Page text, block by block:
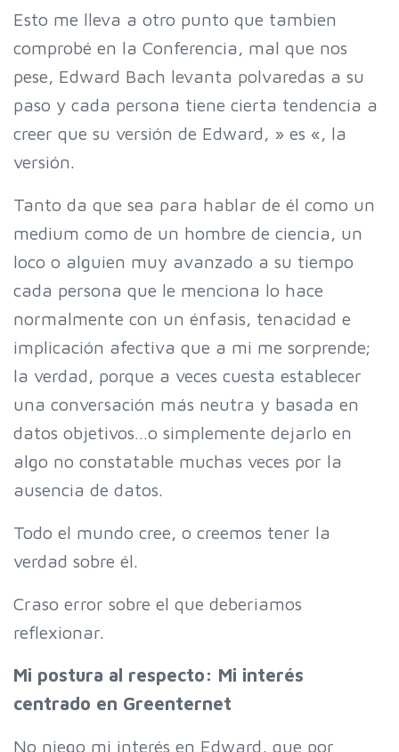
Esto me lleva a otro punto que tambien
comprobé en la Conferencia, mal que nos
pese, Edward Bach levanta polvaredas a su
paso y cada persona tiene cierta tendencia a
creer que su versión de Edward, » es «, la
versión.
Tanto da que sea para hablar de él como un
medium como de un hombre de ciencia, un
loco o alguien muy avanzado a su tiempo
cada persona que le menciona lo hace
normalmente con un énfasis, tenacidad e
implicación afectiva que a mi me sorprende;
la verdad, porque a veces cuesta establecer
una conversación más neutra y basada en
datos objetivos…o simplemente dejarlo en
algo no constatable muchas veces por la
ausencia de datos.
Todo el mundo cree, o creemos tener la
verdad sobre él.
Craso error sobre el que deberiamos
reflexionar.
Mi postura al respecto: Mi interés
centrado en Greenternet
No niego mi interés en Edward, que por